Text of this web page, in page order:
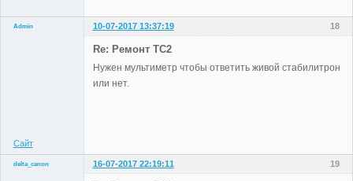
18
Admin 10-07-2017 13:37:19
Re: Ремонт TC2
Нужен мультиметр чтобы ответить живой стабилитрон
или нет.
Сайт
19
delta_canon
16-07-2017 22:19:11